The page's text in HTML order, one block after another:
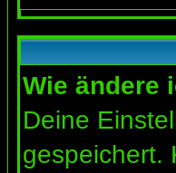
Wie ändere
Deine
gespeichert.